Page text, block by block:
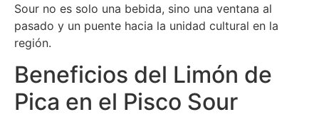
Sour no es solo una bebida, sino una ventana al
pasado y un puente hacia la unidad cultural en la
región.
Beneficios del Limón de
Pica en el Pisco Sour